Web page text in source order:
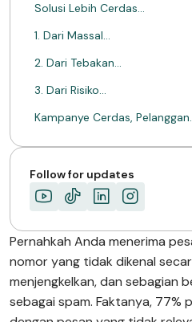
Solusi Lebih Cerdas…
1. Dari Massal…
2. Dari Tebakan…
3. Dari Risiko…
Kampanye Cerdas,
TENTANG MIMIN
Follow for updates
Pernahkah Anda menerima
nomor yang tidak dikenal
menjengkelkan, dan sebagian
sebagai spam. Faktanya, 77%